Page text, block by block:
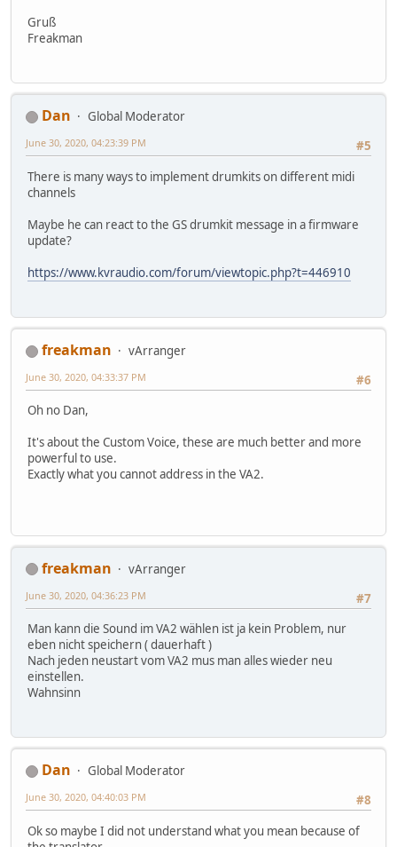
Gruß
Freakman
Dan
Global Moderator
#5
June 30, 2020, 04:23:39 PM
There is many ways to implement drumkits on different midi
channels
Maybe he can react to the GS drumkit message in a firmware
update?
https://www.kvraudio.com/forum/viewtopic.php?t=446910
freakman
vArranger
#6
June 30, 2020, 04:33:37 PM
Oh no Dan,
It's about the Custom Voice, these are much better and more
powerful to use.
Exactly what you cannot address in the VA2.
freakman
vArranger
#7
June 30, 2020, 04:36:23 PM
Man kann die Sound im VA2 wählen ist ja kein Problem, nur
eben nicht speichern ( dauerhaft )
Nach jeden neustart vom VA2 mus man alles wieder neu
einstellen.
Wahnsinn
Dan
Global Moderator
#8
June 30, 2020, 04:40:03 PM
Ok so maybe I did not understand what you mean because of